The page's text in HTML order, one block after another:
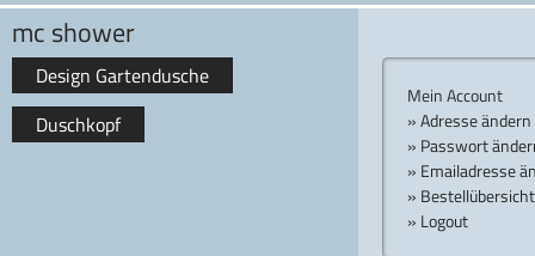
Mein Account
» Adresse ändern
» Passwort
» Emailadresse
» Bestellübersicht
» Logout
mc shower
Design Gartendusche
Duschkopf